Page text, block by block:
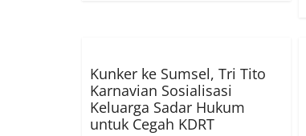
Kunker ke Sumsel, Tri Tito
Karnavian Sosialisasi
Keluarga Sadar Hukum
untuk Cegah KDRT